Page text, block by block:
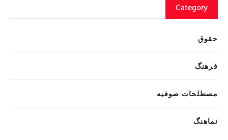
Category
حقوق
فرهنگ
مصطلحات صوفیه
نماهنگ